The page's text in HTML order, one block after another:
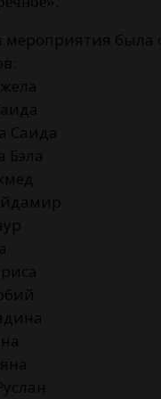
мероприятия была
Саида
Бэла